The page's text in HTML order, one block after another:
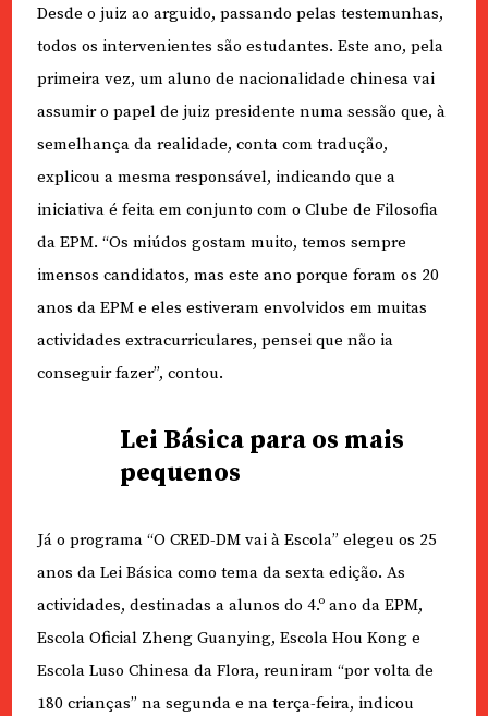
Desde o juiz ao arguido, passando pelas testemunhas,
todos os intervenientes são estudantes. Este ano, pela
primeira vez, um aluno de nacionalidade chinesa vai
assumir o papel de juiz presidente numa sessão que, à
semelhança da realidade, conta com tradução,
explicou a mesma responsável, indicando que a
iniciativa é feita em conjunto com o Clube de Filosofia
da EPM. “Os miúdos gostam muito, temos sempre
imensos candidatos, mas este ano porque foram os 20
anos da EPM e eles estiveram envolvidos em muitas
actividades extracurriculares, pensei que não ia
conseguir fazer”, contou.
Lei Básica para os mais
pequenos
Já o programa “O CRED-DM vai à Escola” elegeu os 25
anos da Lei Básica como tema da sexta edição. As
actividades, destinadas a alunos do 4.º ano da EPM,
Escola Oficial Zheng Guanying, Escola Hou Kong e
Escola Luso Chinesa da Flora, reuniram “por volta de
180 crianças” na segunda e na terça-feira, indicou